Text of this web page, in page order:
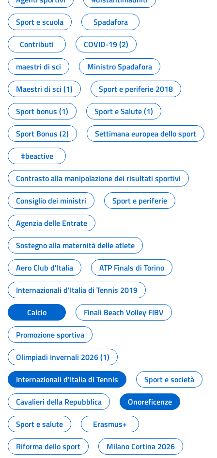
Sport e scuola
Spadafora
Contributi
COVID-19 (2)
maestri di sci
Ministro Spadafora
Maestri di sci (1)
Sport e periferie 2018
Sport bonus (1)
Sport e Salute (1)
Sport Bonus (2)
Settimana europea dello sport
#beactive
Contrasto alla manipolazione dei risultati sportivi
Consiglio dei ministri
Sport e periferie
Agenzia delle Entrate
Sostegno alla maternità delle atlete
Aero Club d'Italia
ATP Finals di Torino
Internazionali d'Italia di Tennis 2019
Calcio
Finali Beach Volley FIBV
Promozione sportiva
Olimpiadi Invernali 2026 (1)
Internazionali d'Italia di Tennis
Sport e società
Cavalieri della Repubblica
Onoreficenze
Sport e salute
Erasmus+
Riforma dello sport
Milano Cortina 2026